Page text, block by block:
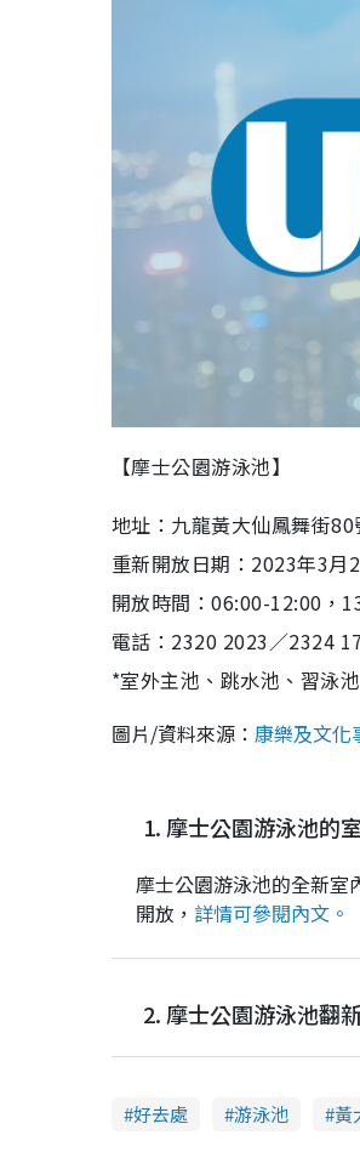
【摩士公園游泳池】
地址：九龍黃大仙鳳舞街80
重新開放日期：2023年3月
開放時間：06:00-12:00，
電話：2320 2023／2324
*室外主池、跳水池、習泳
圖片/資料來源： 康樂及文化
1. 摩士公園游泳池的
摩士公園游泳池的全新室
開放 ， 詳情可參閱內文。
2. 摩士公園游泳池翻
好去處 游泳池 黃